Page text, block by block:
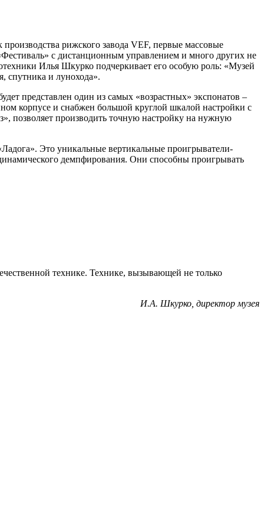
рижского завода VEF, первые массовые
с дистанционным управлением и много других не
Илья Шкурко подчеркивает его особую роль: «Музей
спутника и лунохода».
представлен один из самых «возрастных» экспонатов –
корпусе и снабжен большой круглой шкалой настройки с
позволяет производить точную настройку на нужную
Это уникальные вертикальные проигрыватели-
демпфирования. Они способны проигрывать
технике. Технике, вызывающей не только
И.А. Шкурко, директор музея